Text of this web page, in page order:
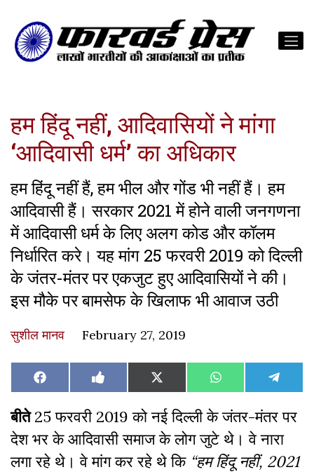
हम हिंदू नहीं, आदिवासियों ने मांगा
‘आदिवासी धर्म’ का अधिकार
हम हिंदू नहीं हैं, हम भील और गोंड भी नहीं हैं। हम
आदिवासी हैं। सरकार 2021 में होने वाली जनगणना
में आदिवासी धर्म के लिए अलग कोड और कॉलम
निर्धारित करे। यह मांग 25 फरवरी 2019 को दिल्ली
के जंतर-मंतर पर एकजुट हुए आदिवासियों ने की।
इस मौके पर बामसेफ के खिलाफ भी आवाज उठी
सुशील मानव February 27, 2019
Share
on
Facebook Share
on
Like
on
Facebook
Share
on
X
(Twitter)
Share
on
WhatsAppShare
on
बीते25 फरवरी 2019 को नई दिल्ली के जंतर-मंतर पर
देश भर के आदिवासी समाज के लोग जुटे थे। वे नारा
लगा रहे थे। वे मांग कर रहे थे कि “हम हिंदू नहीं, 2021